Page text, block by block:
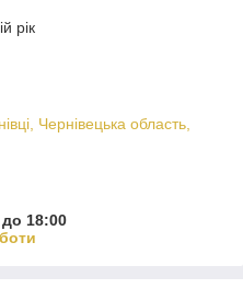
рік
Чернівецька область,
18:00